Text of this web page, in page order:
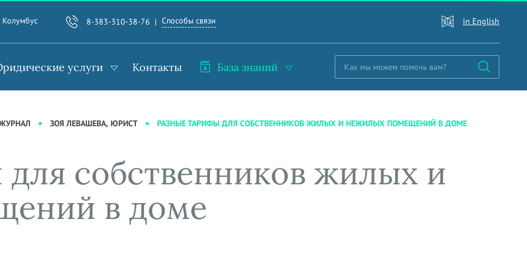
Колумбус 8-383-310-38-76 Способы связи in English
услуги Контакты База знаний
ЗОЯ ЛЕВАШЕВА, ЮРИСТ РАЗНЫЕ ТАРИФЫ ДЛЯ СОБСТВЕННИКОВ ЖИЛЫХ И НЕЖИЛЫХ ПОМЕЩЕНИЙ В ДОМЕ
собственников жилых и
в доме